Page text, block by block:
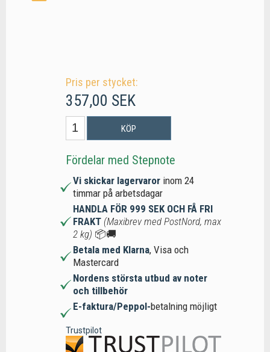
Pris per stycket:
357,00 SEK
KÖP
Fördelar med Stepnote
Vi skickar lagervaror inom 24
timmar på arbetsdagar
HANDLA FÖR 999 SEK OCH FÅ FRI
FRAKT (Maxibrev med PostNord, max
2 kg) 📦🚚
Betala med Klarna, Visa och
Mastercard
Nordens största utbud av noter
och tillbehör
E-faktura/Peppol-betalning möjligt
Trustpilot